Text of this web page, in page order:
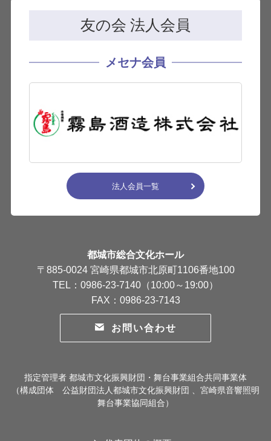
友の会 法人会員
メセナ会員
法人会員一覧
都城市総合文化ホール
〒885-0024 宮崎県都城市北原町1106番地100
TEL：0986-23-7140（10:00～19:00）
FAX：0986-23-7143
お問い合わせ
指定管理者 都城市文化振興財団・舞台事業組合共同事業体
（構成団体 公益財団法人都城市文化振興財団 、宮崎県音響照明
舞台事業協同組合）